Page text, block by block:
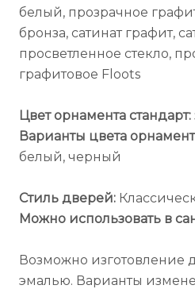
белый, прозрачное
бронза, сатинат графит,
просветленное стекло,
графитовое Floots
Цвет орнамента стандарт:
Варианты цвета
белый, черный
Стиль дверей:
Можно использовать в
Возможно изготовление
эмалью. Варианты